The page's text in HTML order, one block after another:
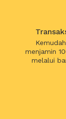
menjamin
melalui